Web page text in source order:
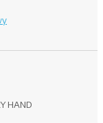
HAND